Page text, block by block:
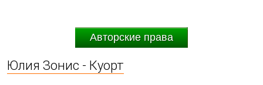
Авторские права
Юлия Зонис - Куорт